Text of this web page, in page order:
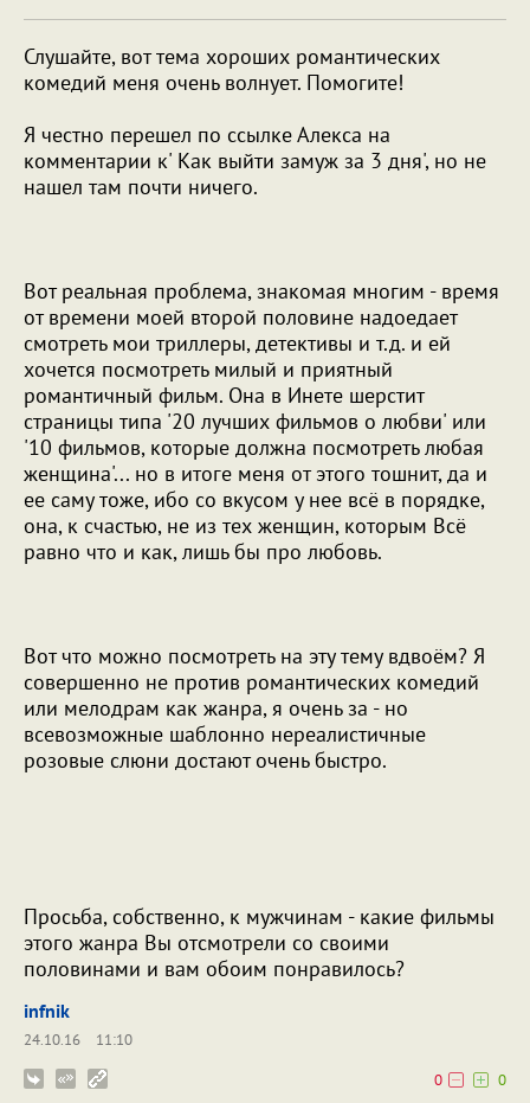
Слушайте, вот тема хороших романтических
комедий меня очень волнует. Помогите!
Я честно перешел по ссылке Алекса на
комментарии к' Как выйти замуж за 3 дня', но не
нашел там почти ничего.
Вот реальная проблема, знакомая многим - время
от времени моей второй половине надоедает
смотреть мои триллеры, детективы и т.д. и ей
хочется посмотреть милый и приятный
романтичный фильм. Она в Инете шерстит
страницы типа '20 лучших фильмов о любви' или
'10 фильмов, которые должна посмотреть любая
женщина'... но в итоге меня от этого тошнит, да и
ее саму тоже, ибо со вкусом у нее всё в порядке,
она, к счастью, не из тех женщин, которым Всё
равно что и как, лишь бы про любовь.
Вот что можно посмотреть на эту тему вдвоём? Я
совершенно не против романтических комедий
или мелодрам как жанра, я очень за - но
всевозможные шаблонно нереалистичные
розовые слюни достают очень быстро.
Просьба, собственно, к мужчинам - какие фильмы
этого жанра Вы отсмотрели со своими
половинами и вам обоим понравилось?
infnik
24.10.16
11:10
0
0